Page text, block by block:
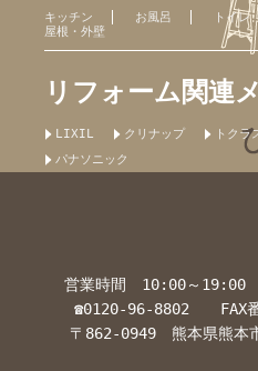
キッチン
お風呂 トイレ
屋根・外壁
リフォーム関連
LIXIL クリナップ トクラ
パナソニック
営業時間 10:00～
☎0120-96-8802 FAX番
〒862-0949 熊本県熊本